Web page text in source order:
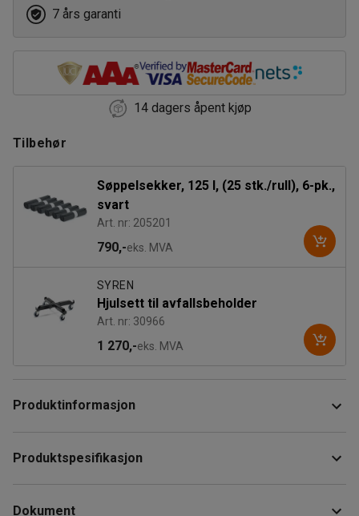
7 års garanti
14 dagers åpent kjøp
Tilbehør
Søppelsekker, 125 l, (25 stk./rull), 6-pk.,
svart
Art. nr: 205201
790,-eks. MVA
SYREN
Hjulsett til avfallsbeholder
Art. nr: 30966
1 270,-eks. MVA
Produktinformasjon
lokk som beskytter og skjuler innholdet. Lokket minimerer i
Produktspesifikasjon
Diameter:
Dokument